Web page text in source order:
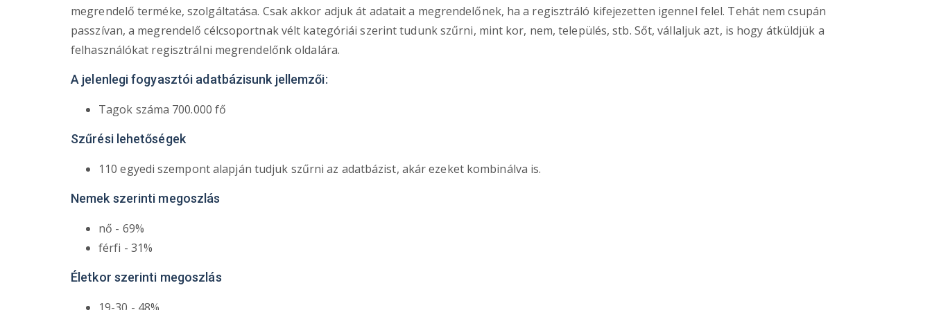
megrendelő terméke, szolgáltatása. Csak akkor adjuk át adatait a megrendelőnek, ha a regisztráló kifejezetten igennel felel. Tehát nem csupán
passzívan, a megrendelő célcsoportnak vélt kategóriái szerint tudunk szűrni, mint kor, nem, település, stb. Sőt, vállaljuk azt, is hogy átküldjük a
felhasználókat regisztrálni megrendelőnk oldalára.
A jelenlegi fogyasztói adatbázisunk jellemzői:
Tagok száma 700.000 fő
Szűrési lehetőségek
110 egyedi szempont alapján tudjuk szűrni az adatbázist, akár ezeket kombinálva is.
Nemek szerinti megoszlás
nő - 69%
férfi - 31%
Életkor szerinti megoszlás